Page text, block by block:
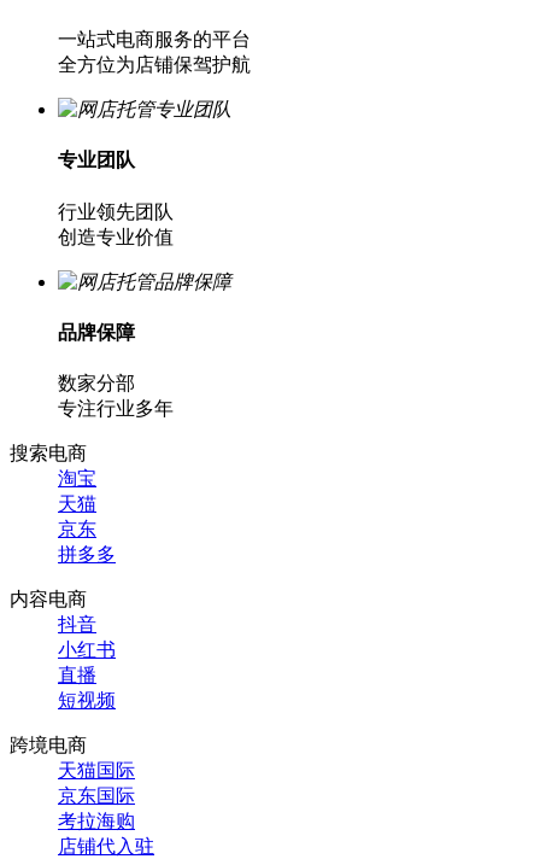
一站式电商服务的平台
全方位为店铺保驾护航
专业团队
行业领先团队
创造专业价值
品牌保障
数家分部
专注行业多年
搜索电商
淘宝
天猫
京东
拼多多
内容电商
抖音
小红书
直播
短视频
跨境电商
天猫国际
京东国际
考拉海购
店铺代入驻